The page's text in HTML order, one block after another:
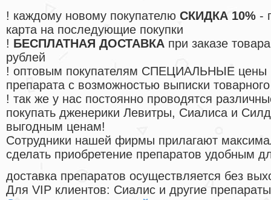
! каждому новому покупателю СКИДКА 10% -
карта на последующие покупки
! БЕСПЛАТНАЯ ДОСТАВКА при заказе
рублей
! оптовым покупателям СПЕЦИАЛЬНЫЕ цены
препарата с возможностью выписки
! так же у нас постоянно проводятся
покупать дженерики Левитры, Сиалиса и
выгодным ценам!
Cотрудники нашей фирмы прилагают
сделать приобретение препаратов удобным
доставка препаратов осуществляется без
Для VIP клиентов: Сиалис и другие